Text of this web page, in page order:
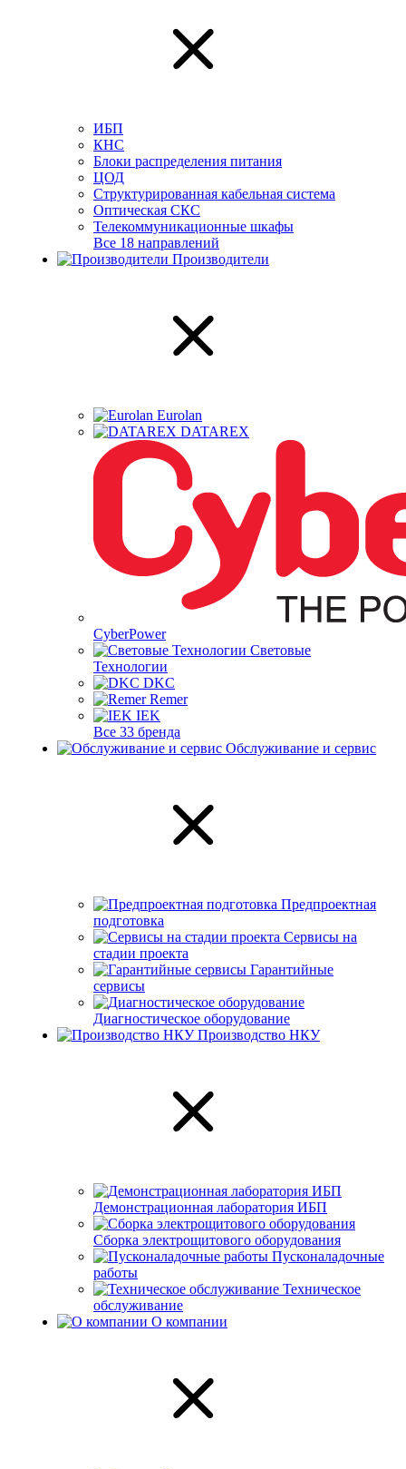
ИБП
КНС
Блоки распределения питания
ЦОД
Структурированная кабельная система
Оптическая СКС
Телекоммуникационные шкафы
Все 18 направлений
Производители
Eurolan
DATAREX
CyberPower
Световые
Технологии
DKC
Remer
IEK
Все 33 бренда
Обслуживание и сервис
Предпроектная
подготовка
Сервисы на
стадии проекта
Гарантийные
сервисы
Диагностическое оборудование
Производство НКУ
Демонстрационная лаборатория ИБП
Сборка электрощитового оборудования
Пусконаладочные
работы
Техническое
обслуживание
О компании